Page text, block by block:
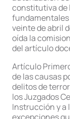
constitutiva de
fundamentales
veinte de abril
oída la
del artículo
Artículo
de las causas
delitos de
los Juzgados
Instrucción y a